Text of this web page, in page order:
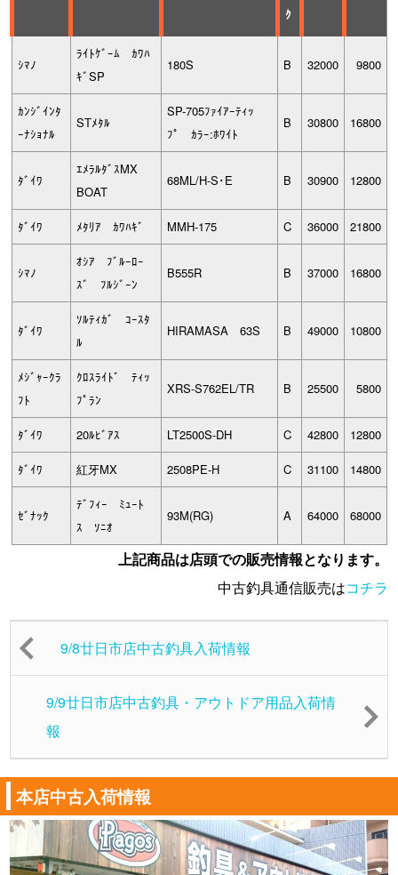
ｸ
ｼﾏﾉ
ﾗｲﾄｹﾞｰﾑ ｶﾜﾊ
ｷﾞSP
180S B 32000 9800
ｶﾝｼﾞｲﾝﾀ
ｰﾅｼｮﾅﾙ
STﾒﾀﾙ
SP-705ﾌｧｲｱｰﾃｨｯ
ﾌﾟ ｶﾗｰ:ﾎﾜｲﾄ
B 30800 16800
ﾀﾞｲﾜ
ｴﾒﾗﾙﾀﾞｽMX
BOAT
68ML/H-S･E B 30900 12800
ﾀﾞｲﾜ ﾒﾀﾘｱ ｶﾜﾊｷﾞ MMH-175 C 36000 21800
ｼﾏﾉ
ｵｼｱ ﾌﾞﾙｰﾛｰ
ｽﾞ ﾌﾙｼﾞｰﾝ
B555R B 37000 16800
ﾀﾞｲﾜ
ｿﾙﾃｨｶﾞ ｺｰｽﾀ
ﾙ
HIRAMASA 63S B 49000 10800
ﾒｼﾞｬｰｸﾗ
ﾌﾄ
ｸﾛｽﾗｲﾄﾞ ﾃｨｯ
ﾌﾟﾗﾝ
XRS-S762EL/TR B 25500 5800
ﾀﾞｲﾜ 20ﾙﾋﾞｱｽ LT2500S-DH C 42800 12800
ﾀﾞｲﾜ 紅牙MX 2508PE-H C 31100 14800
ｾﾞﾅｯｸ
ﾃﾞﾌｨｰ ﾐｭｰﾄ
ｽ ｿﾆｵ
93M(RG) A 64000 68000
上記商品は店頭での販売情報となります。
中古釣具通信販売はコチラ
9/8廿日市店中古釣具入荷情報
9/9廿日市店中古釣具・アウトドア用品入荷情
報
本店中古入荷情報